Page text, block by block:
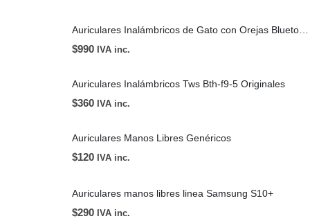
$990 IVA inc.
Auriculares Inalámbricos Tws Bth-f9-5 Originales
$360 IVA inc.
Auriculares Manos Libres Genéricos
$120 IVA inc.
Auriculares manos libres linea Samsung S10+
$290 IVA inc.